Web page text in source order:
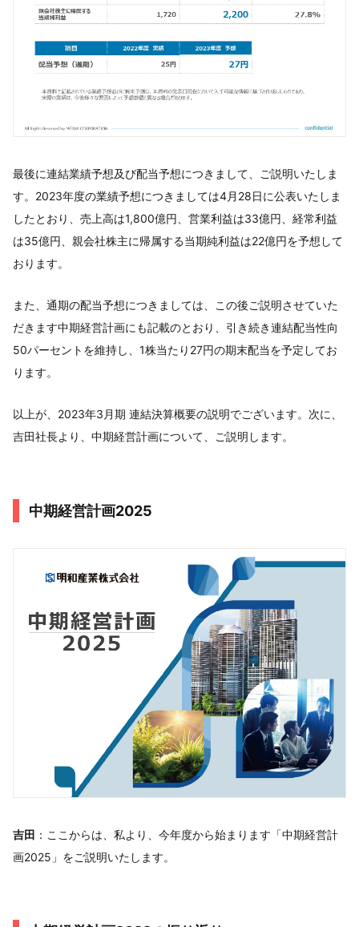
最後に連結業績予想及び配当予想につきまして、ご説明いたしま
す。2023年度の業績予想につきましては4月28日に公表いたしま
したとおり、売上高は1,800億円、営業利益は33億円、経常利益
は35億円、親会社株主に帰属する当期純利益は22億円を予想して
おります。
また、通期の配当予想につきましては、この後ご説明させていた
だきます中期経営計画にも記載のとおり、引き続き連結配当性向
50パーセントを維持し、1株当たり27円の期末配当を予定してお
ります。
以上が、2023年3月期 連結決算概要の説明でございます。次に、
吉田社長より、中期経営計画について、ご説明します。
中期経営計画2025
吉田 ：ここからは、私より、今年度から始まります「中期経営計
画2025」をご説明いたします。